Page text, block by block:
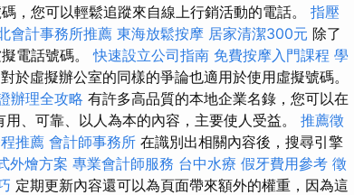
，您可以輕鬆追蹤來自線上行銷活動的電話。 指壓
會計事務所推薦 東海放鬆按摩 居家清潔300元 除了
擬電話號碼。快速設立公司指南 免費按摩入門課程 學
對於虛擬辦公室的同樣的爭論也適用於使用虛擬號碼。
辦理全攻略 有許多高品質的本地企業名錄，您可以在
、可靠、以人為本的內容，主要使人受益。 推薦徵
推薦 會計師事務所 在識別出相關內容後，搜尋引擎
外燴方案 專業會計師服務 台中水療 假牙費用參考 徵
定期更新內容還可以為頁面帶來額外的權重，因為這